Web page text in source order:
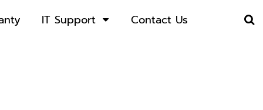
IT Support Contact Us